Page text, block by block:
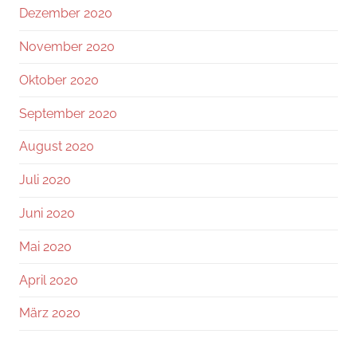
Dezember 2020
November 2020
Oktober 2020
September 2020
August 2020
Juli 2020
Juni 2020
Mai 2020
April 2020
März 2020